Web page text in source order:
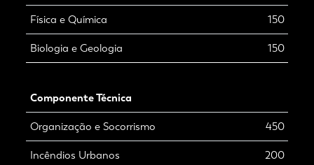
Física e Química 150
Biologia e Geologia 150
Componente Técnica
Organização e Socorrismo 450
Incêndios Urbanos 200